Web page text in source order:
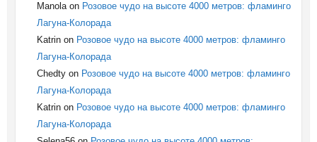
Manolaon Розовое чудо на высоте 4000 метров: фламинго
Лагуна-Колорада
Katrinon Розовое чудо на высоте 4000 метров: фламинго
Лагуна-Колорада
Chedtyon Розовое чудо на высоте 4000 метров: фламинго
Лагуна-Колорада
Katrinon Розовое чудо на высоте 4000 метров: фламинго
Лагуна-Колорада